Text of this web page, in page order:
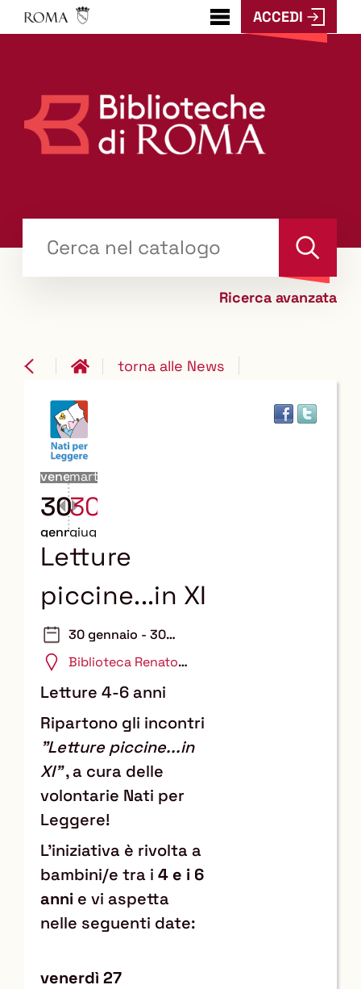
???
menu.button???
ACCEDI
il tuo libro "Catalogo"
Cerca
Ricerca avanzata
torna alle News
venerdì
30
gennaio
martedì
30
giugno
Letture
piccine...in XI
30 gennaio - 30
giugno 2026
Biblioteca Renato
Letture 4-6 anni
Ripartono gli incontri
"Letture piccine...in
XI", a cura delle
volontarie Nati per
Leggere!
L'iniziativa è rivolta a
bambini/e tra i 4 e i 6
anni e vi aspetta
nelle seguenti date:
venerdì 27